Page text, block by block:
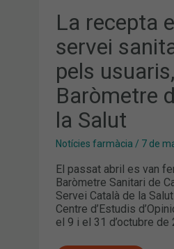
La recepta
servei
pels
Baròmetre
la Salut
Notícies farmàcia / 7 de
El passat abril es van
Baròmetre Sanitari de
Servei Català de la
Centre d’Estudis
el 9 i el 31 d’octubre de
BEN
VALORAT
PELS
USUARIS,
SEGONS
EL
BARÒMETRE
DEL
SERVEI
CATALÀ
DE
LA
SALUT